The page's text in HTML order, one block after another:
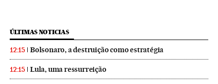
ÚLTIMAS NOTICIAS
12:15 Bolsonaro, a destruição como estratégia
12:15 Lula, uma ressurreição